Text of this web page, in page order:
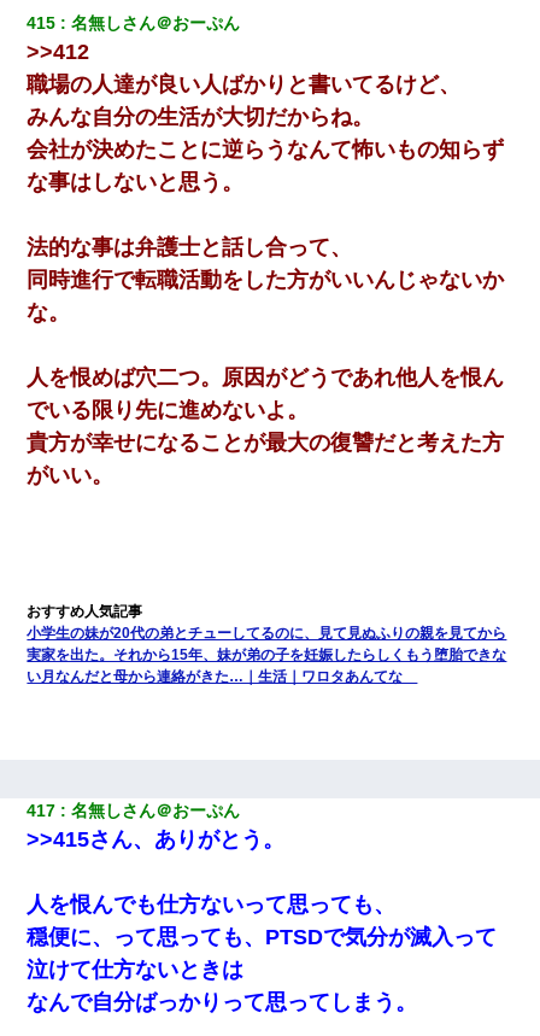
415 名無しさん＠おーぷん
>>412
職場の人達が良い人ばかりと書いてるけど、
みんな自分の生活が大切だからね。
会社が決めたことに逆らうなんて怖いもの知らず
な事はしないと思う。
法的な事は弁護士と話し合って、
同時進行で転職活動をした方がいいんじゃないか
な。
人を恨めば穴二つ。原因がどうであれ他人を恨ん
でいる限り先に進めないよ。
貴方が幸せになることが最大の復讐だと考えた方
がいい。
小学生の妹が20代の弟とチューしてるのに、見て見ぬふりの親を見てから
実家を出た。それから15年、妹が弟の子を妊娠したらしくもう堕胎できな
い月なんだと母から連絡がきた…｜生活｜ワロタあんてな
417 名無しさん＠おーぷん
>>415さん、ありがとう。
人を恨んでも仕方ないって思っても、
穏便に、って思っても、PTSDで気分が滅入って
泣けて仕方ないときは
なんで自分ばっかりって思ってしまう。